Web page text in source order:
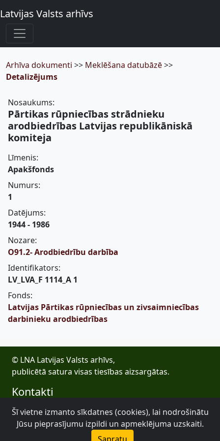
Latvijas Valsts arhīvs
Arhīva dokumenti >> Meklēšana datubāzē>>
Detalizējums
Nosaukums:
Pārtikas rūpniecības strādnieku
arodbiedrības Latvijas republikāniskā
komiteja
Līmenis:
Apakšfonds
Numurs:
1
Datējums:
1944 - 1986
Nozare:
O91.2- Arodbiedrību darbība
Identifikators:
LV_LVA_F 1114_A 1
Fonds:
Latvijas Pārtikas rūpniecības un zivsaimniecības
darbinieku arodbiedrības
© LNA Latvijas Valsts arhīvs,
publicētā satura visas tiesības aizsargātas.
Kontakti
E-pasts: lva@arhivi.gov.lv
Tālrunis: +371 20027447
Bezdelīgu 1A, Rīga
Šī vietne izmanto sīkdatnes (cookies), lai nodrošinātu
Jūsu pieprasījumu izpildi un apmeklējuma uzskaiti.